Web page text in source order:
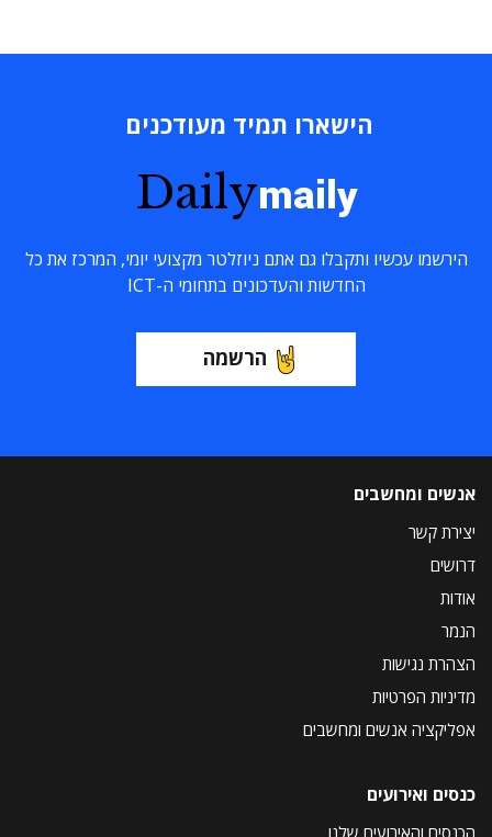
הישארו תמיד מעודכנים
Dailymaily
הירשמו עכשיו ותקבלו גם אתם ניוזלטר מקצועי יומי, המרכז את כל
החדשות והעדכונים בתחומי ה-ICT
הרשמה
אנשים ומחשבים
יצירת קשר
דרושים
אודות
הנמר
הצהרת נגישות
מדיניות הפרטיות
אפליקציה אנשים ומחשבים
כנסים ואירועים